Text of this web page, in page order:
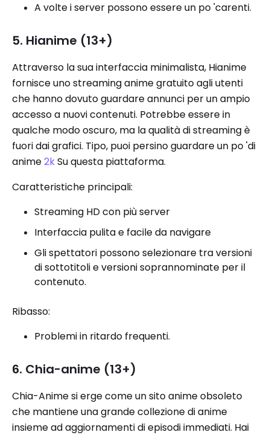
A volte i server possono essere un po 'carenti.
5. Hianime (13+)
Attraverso la sua interfaccia minimalista, Hianime
fornisce uno streaming anime gratuito agli utenti
che hanno dovuto guardare annunci per un ampio
accesso a nuovi contenuti. Potrebbe essere in
qualche modo oscuro, ma la qualità di streaming è
fuori dai grafici. Tipo, puoi persino guardare un po 'di
anime2kSu questa piattaforma.
Caratteristiche principali:
Streaming HD con più server
Interfaccia pulita e facile da navigare
Gli spettatori possono selezionare tra versioni
di sottotitoli e versioni soprannominate per il
contenuto.
Ribasso:
Problemi in ritardo frequenti.
6. Chia-anime (13+)
Chia-Anime si erge come un sito anime obsoleto
che mantiene una grande collezione di anime
insieme ad aggiornamenti di episodi immediati. Hai